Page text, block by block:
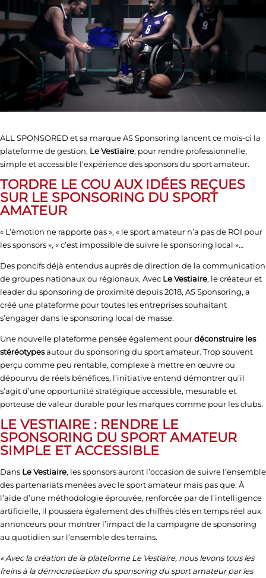
ALL SPONSORED et sa marque AS Sponsoring lancent ce mois-ci la
plateforme de gestion, Le Vestiaire, pour rendre professionnelle,
simple et accessible l’expérience des sponsors du sport amateur.
TORDRE LE COU AUX IDÉES REÇUES
SUR LE SPONSORING DU SPORT
AMATEUR
« L’émotion ne rapporte pas », « le sport amateur n’a pas de ROI pour
les sponsors », « c’est impossible de suivre le sponsoring local »…
Des poncifs déjà entendus auprès de direction de la communication
de groupes nationaux ou régionaux. Avec Le Vestiaire, le créateur et
leader du sponsoring de proximité depuis 2018, AS Sponsoring, a
créé une plateforme pour toutes les entreprises souhaitant
s’engager dans le sponsoring local de masse.
Une nouvelle plateforme pensée également pourdéconstruire les
stéréotypesautour du sponsoring du sport amateur. Trop souvent
perçu comme peu rentable, complexe à mettre en œuvre ou
dépourvu de réels bénéfices, l’initiative entend démontrer qu’il
s’agit d’une opportunité stratégique accessible, mesurable et
porteuse de valeur durable pour les marques comme pour les clubs.
LE VESTIAIRE : RENDRE LE
SPONSORING DU SPORT AMATEUR
SIMPLE ET ACCESSIBLE
Dans Le Vestiaire, les sponsors auront l’occasion de suivre l’ensemble
des partenariats menées avec le sport amateur mais pas que. À
l’aide d’une méthodologie éprouvée, renforcée par de l’intelligence
artificielle, il poussera également des chiffrés clés en temps réel aux
annonceurs pour montrer l’impact de la campagne de sponsoring
au quotidien sur l’ensemble des terrains.
« Avec la création de la plateforme Le Vestiaire, nous levons tous les
freins à la démocratisation du sponsoring du sport amateur par les